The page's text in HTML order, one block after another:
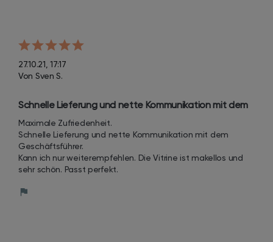
27.10.21, 17:17
Von Sven S.
Schnelle Lieferung und nette Kommunikation mit dem
Geschäftsführer.
Maximale Zufriedenheit.
Schnelle Lieferung und nette Kommunikation mit dem
Geschäftsführer.
Kann ich nur weiterempfehlen. Die Vitrine ist makellos und
sehr schön. Passt perfekt.